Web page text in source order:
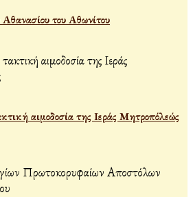
του Αθωνίτου
αιμοδοσία της Ιεράς Μητροπόλεώς